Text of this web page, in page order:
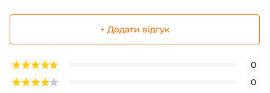
+ Додати відгук
0
0